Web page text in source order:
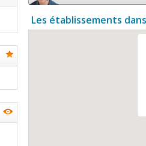
Les établissements